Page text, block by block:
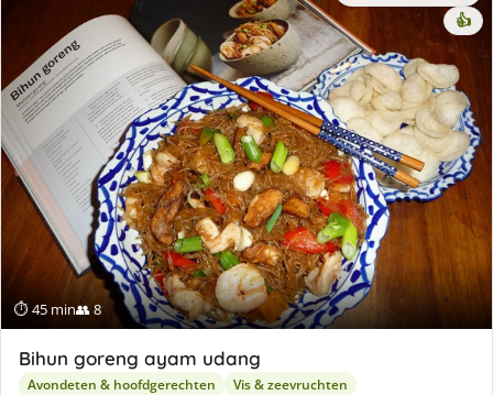
⏱ 45 min👥 8
👍
Bihun goreng ayam udang
Avondeten & hoofdgerechten Vis & zeevruchten